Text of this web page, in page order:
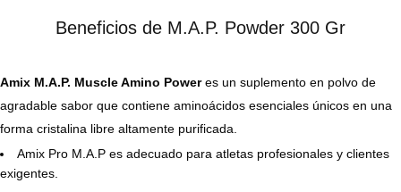
Beneficios de M.A.P. Powder 300 Gr
Amix M.A.P. Muscle Amino Poweres un suplemento en polvo de
agradable sabor que contiene aminoácidos esenciales únicos en una
forma cristalina libre altamente purificada.
Amix Pro M.A.P es adecuado para atletas profesionales y clientes
exigentes.